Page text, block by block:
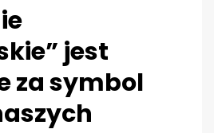
jest
za symbol